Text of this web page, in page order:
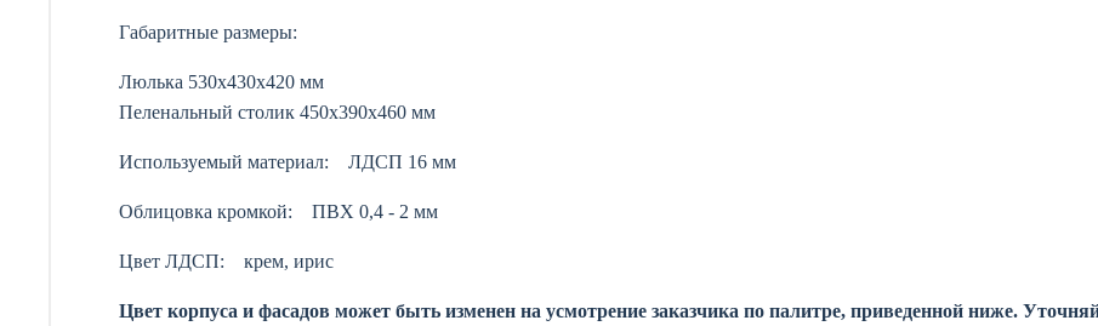
Габаритные размеры:
Люлька 530х430х420 мм
Пеленальный столик 450х390х460 мм
Используемый материал: ЛДСП 16 мм
Облицовка кромкой: ПВХ 0,4 - 2 мм
Цвет ЛДСП: крем, ирис
Цвет корпуса и фасадов может быть изменен на усмотрение заказчика по палитре, приведенной ниже.